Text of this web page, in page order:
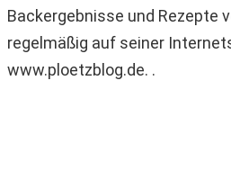
Backergebnisse und Rezepte
regelmäßig auf seiner
www.ploetzblog.de. .